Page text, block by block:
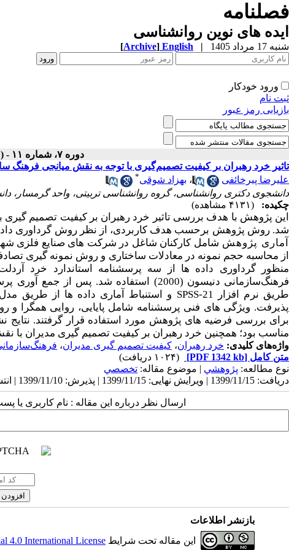
فصلنامه
ایده های نوین روانشناسی
شنبه 17 مرداد 1405 |
English
[Archive]
ورود خودکار
ثبت نام
بازیابی رمز عبور
دوره ۷، شماره ۱۱ - ( ۱۱-۱۳۹۹ )
تاثیر خرد رهبران بر کیفیت تصمیم‌گیری با توجه به نقش میانجی فرهنگ
علیرضا پیرخائفی
، بهزاد شوقی*
دانشجوی دکتری روانشناسی، گروه روانشناسی تربیتی، واحد گرمسار،
چکیده:
(۴۱۳۱ مشاهده)
این پژوهش با هدف بررسیتاثیر خرد رهبران بر کیفیت تصمیم
شد. روش پژوهش برحسب هدف کاربردی، از نظر روش گرداوری
آماری پژوهش شامل کارکنان شاغل در شرکت­ های صنایع فلزی
از محاسبه حجم نمونه در معادلات ساختاری و روش نمونه­ گیری
منظور گرداوری داده­ ها از سه پرسشنامه استاندارد خرد آردلت
فرهنگ‌سازمانی دنیسون (2000) استفاده شد
. پس از جمع­ آوری
طریق نرم­ افزار
SPSS-21 و استنباط آماری داده ­ها از طریق
پذیرفت. ویژگی­ های فنی پرسشنامه شامل پایایی، روایی همگرا و
برای بررسی فرضیه­ های پژوهش مورد استفاده قرار گرفتند. نتایج
مناسب بود؛ هم­چنین خرد رهبران بر کیفیت تصمیم ­گیری مدیران با
واژه‌های کلیدی: خرد رهبران، کیفیت تصمیم گیری مدیران،
متن کامل [PDF 1342 kb]
(۱۰۲۴ دریافت)
نوع مطالعه: پژوهشي | موضوع مقاله: تخصصي
دریافت: 1399/11/15 | ویرایش نهایی: 1399/11/15 | پذیرش: 1399/11/10 | انتشار: 1399/11/10
ارسال نظر درباره این مقاله : نام کاربری یا
بازنشر اطلاعات
این مقاله تحت شرایط 4.0 International License